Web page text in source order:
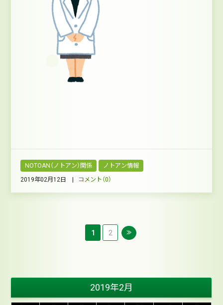
NOTOAN（ノトアン）関係 ノトアン情報
2019年02月12日 | コメント（0）
1 2 ≫
2019年2月